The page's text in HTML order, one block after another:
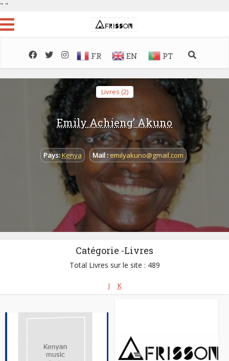
" "
FR EN PT
Livres (2)
Emily Achieng’ Akuno
Pays:Kenya Mail :emilyakuno@gmail.com
Catégorie -Livres
Total Livres sur le site : 489
I K